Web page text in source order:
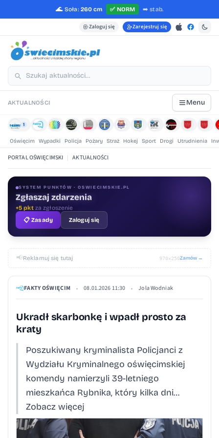
🌊 Soła: 260 cm ✅ NORM ➡️stab.
Zaloguj się Zarejestruj się
AKTUALNOŚCI Menu
1
Oświęcim Wypadki Policja Pożary Straż Hokej Sport Drogi Utrudnienia
PORTAL OŚWIĘCIMSKI | AKTUALNOŚCI
SYSTEM PUNKTÓW · OSWIECIMSKIE.PL
Zgłaszaj zdarzenia
+5 pktza zgłoszenie
Oceniaj treści
+1 pktza ocenę
📋 Zasady
Zaloguj się
📢Reklamuj się tutaj 970×250Zamów →
FAKTY OŚWIĘCIM • 08.01.2026 11:30 • Jola Wodniak
Ukradł skarbonkę i wpadł prosto za
kraty
Poszukiwany kryminalista Policjanci z
Wydziału Kryminalnego oświęcimskiej
komendy namierzyli 39-letniego
mieszkańca Rybnika, który kilka dni…
Zobacz więcej